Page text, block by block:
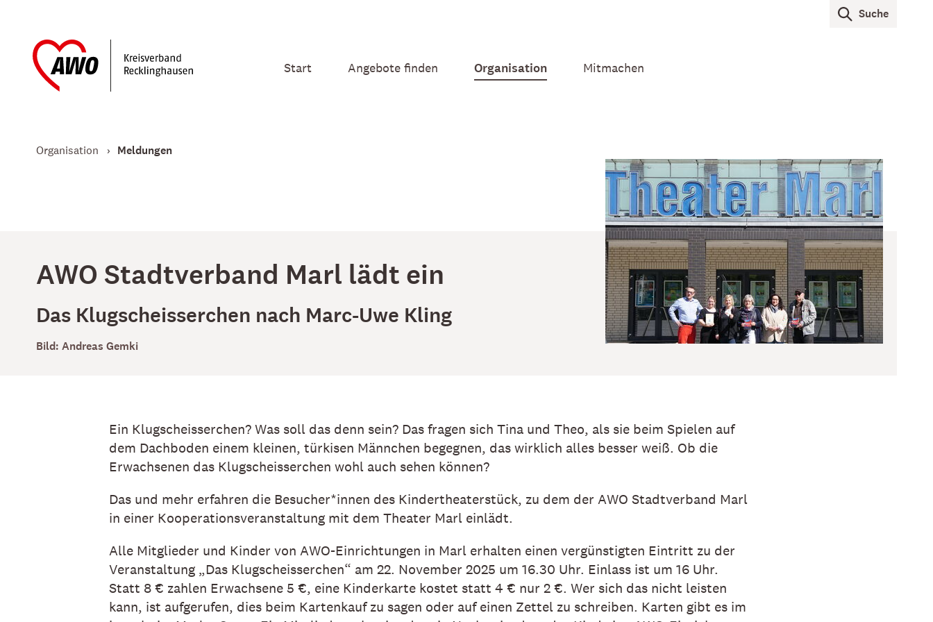
Start Angebote finden Organisation Mitmachen
Suche
Organisation Meldungen
AWO Stadtverband Marl lädt ein
Das Klugscheisserchen nach Marc-Uwe Kling
Bild: Andreas Gemki
Ein Klugscheisserchen? Was soll das denn sein? Das fragen sich Tina und Theo, als sie beim Spielen auf
dem Dachboden einem kleinen, türkisen Männchen begegnen, das wirklich alles besser weiß. Ob die
Erwachsenen das Klugscheisserchen wohl auch sehen können?
Das und mehr erfahren die Besucher*innen des Kindertheaterstück, zu dem der AWO Stadtverband Marl
in einer Kooperationsveranstaltung mit dem Theater Marl einlädt.
Alle Mitglieder und Kinder von AWO-Einrichtungen in Marl erhalten einen vergünstigten Eintritt zu der
Veranstaltung „Das Klugscheisserchen“ am 22. November 2025 um 16.30 Uhr. Einlass ist um 16 Uhr.
Statt 8 € zahlen Erwachsene 5 €, eine Kinderkarte kostet statt 4 € nur 2 €. Wer sich das nicht leisten
kann, ist aufgerufen, dies beim Kartenkauf zu sagen oder auf einen Zettel zu schreiben. Karten gibt es im